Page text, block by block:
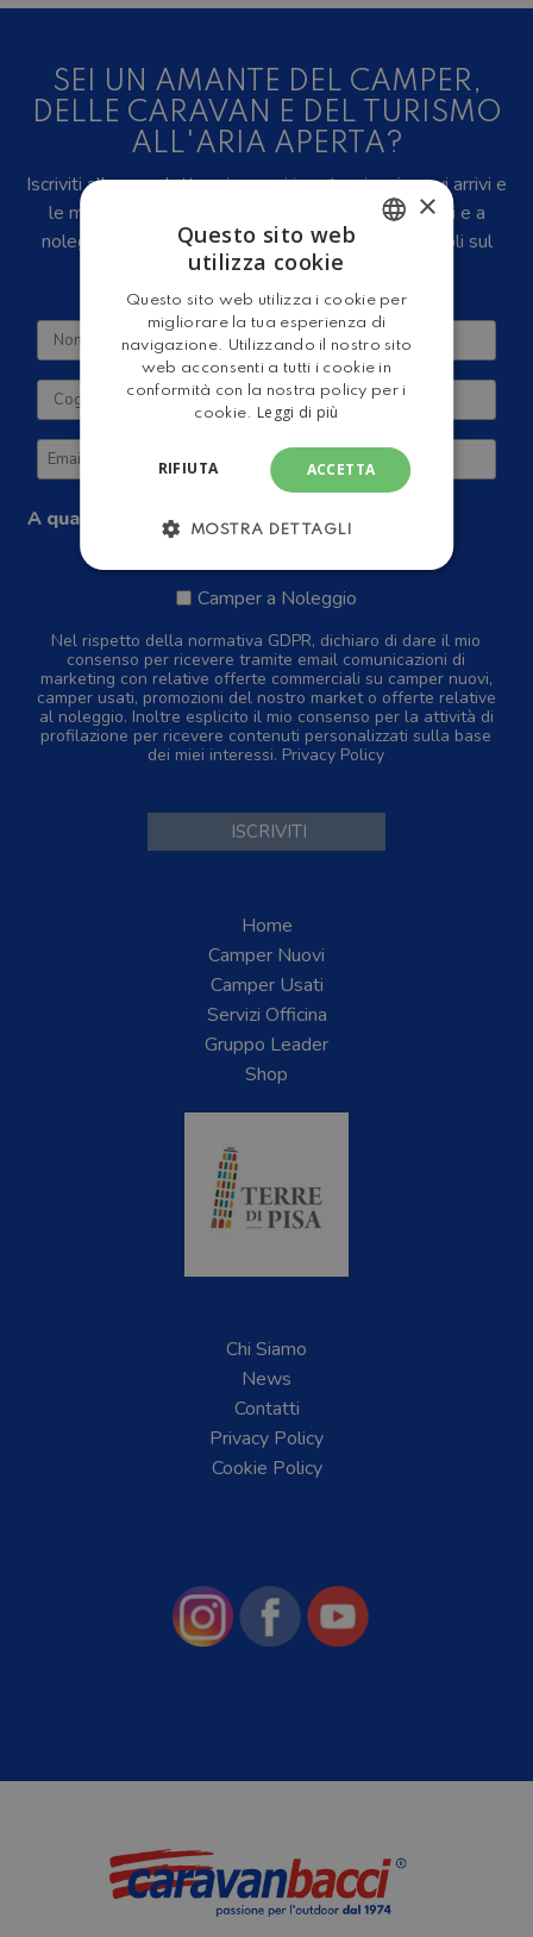
SEI UN AMANTE DEL CAMPER,
DELLE CARAVAN E DEL TURISMO
ALL'ARIA APERTA?
Iscriviti alla newsletter, riceverai in anteprima i nuovi arrivi e
le migliori offerte su camper e caravan nuovi, usati e a
noleggio, eventi, video recensioni, iniziative e articoli sul
mondo del turismo outdoor.
A quale tipologia di camper sei interessato?
Camper a Noleggio
Nel rispetto della normativa GDPR, dichiaro di dare il mio
consenso per ricevere tramite email comunicazioni di
marketing con relative offerte commerciali su camper nuovi,
camper usati, promozioni del nostro market o offerte relative
al noleggio. Inoltre esplicito il mio consenso per la attività di
profilazione per ricevere contenuti personalizzati sulla base
dei miei interessi. Privacy Policy
Home
Camper Nuovi
Camper Usati
Servizi Officina
Gruppo Leader
Shop
Chi Siamo
News
Contatti
Privacy Policy
Cookie Policy
ENGLISH
×
Questo sito web
utilizza cookie
Questo sito web utilizza i cookie per
migliorare la tua esperienza di
navigazione. Utilizzando il nostro sito
web acconsenti a tutti i cookie in
conformità con la nostra policy per i
cookie.
Leggi di più
ACCETTA
RIFIUTA
MOSTRA DETTAGLI